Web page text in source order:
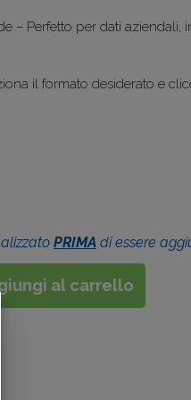
– Perfetto per dati aziendali,
il formato desiderato e
PRIMA di essere
al carrello